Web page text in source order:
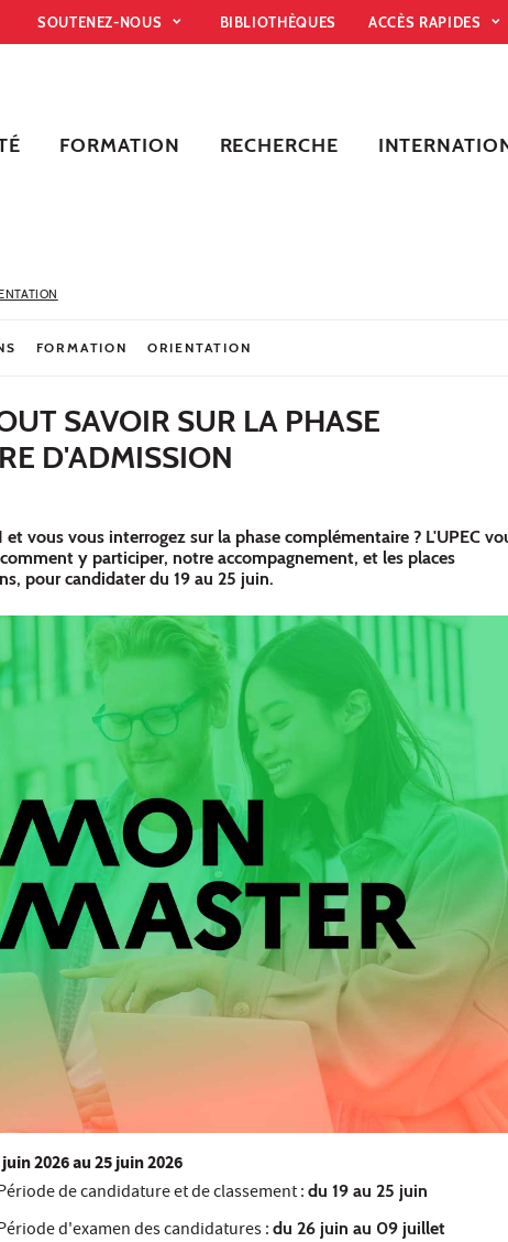
SOUTENEZ-NOUS BIBLIOTHÈQUES ACCÈS RAPIDES
FORMATION RECHERCHE
FORMATION ORIENTATION
SAVOIR SUR LA PHASE
D'ADMISSION
et vous vous interrogez sur la phase complémentaire ? L'UPEC
y participer, notre accompagnement, et les places
pour candidater du 19 au 25 juin.
2026au 25 juin 2026
de candidature et de classement : du 19 au 25 juin
d'examen des candidatures : du 26 juin au 09 juillet